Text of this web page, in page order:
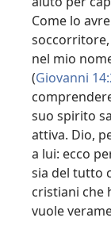
Come lo
nel mio
(Giovanni
suo spirito
attiva. Dio,
a lui: ecco
sia del tutto
cristiani che
vuole